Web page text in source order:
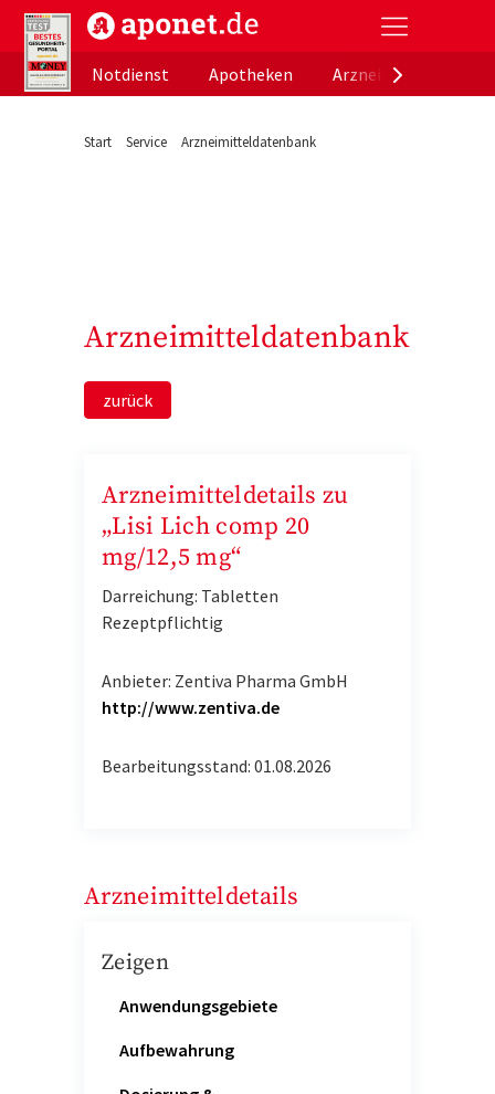
aponet.de - Das offizielle Gesundheitsportal der
Notdienst
Apotheken
Start Service Arzneimitteldatenbank
Arzneimitteldatenbank
zurück
Arzneimitteldetails zu
„Lisi Lich comp 20
mg/12,5 mg“
Darreichung: Tabletten
Rezeptpflichtig
Anbieter: Zentiva Pharma GmbH
http://www.zentiva.de
Bearbeitungsstand: 01.08.2026
Arzneimitteldetails
Zeigen
Anwendungsgebiete
Aufbewahrung